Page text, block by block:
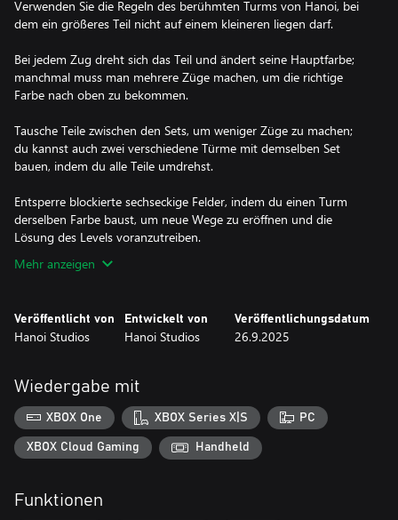
Verwenden Sie die Regeln des berühmten Turms von Hanoi, bei
dem ein größeres Teil nicht auf einem kleineren liegen darf.
Bei jedem Zug dreht sich das Teil und ändert seine Hauptfarbe;
manchmal muss man mehrere Züge machen, um die richtige
Farbe nach oben zu bekommen.
Tausche Teile zwischen den Sets, um weniger Züge zu machen;
du kannst auch zwei verschiedene Türme mit demselben Set
bauen, indem du alle Teile umdrehst.
Entsperre blockierte sechseckige Felder, indem du einen Turm
derselben Farbe baust, um neue Wege zu eröffnen und die
Lösung des Levels voranzutreiben.
Mehr anzeigen
Veröffentlicht von
Hanoi Studios
Entwickelt von
Hanoi Studios
Veröffentlichungsdatum
26.9.2025
Wiedergabe mit
XBOX One XBOX Series X|S PC
XBOX Cloud Gaming Handheld
Funktionen